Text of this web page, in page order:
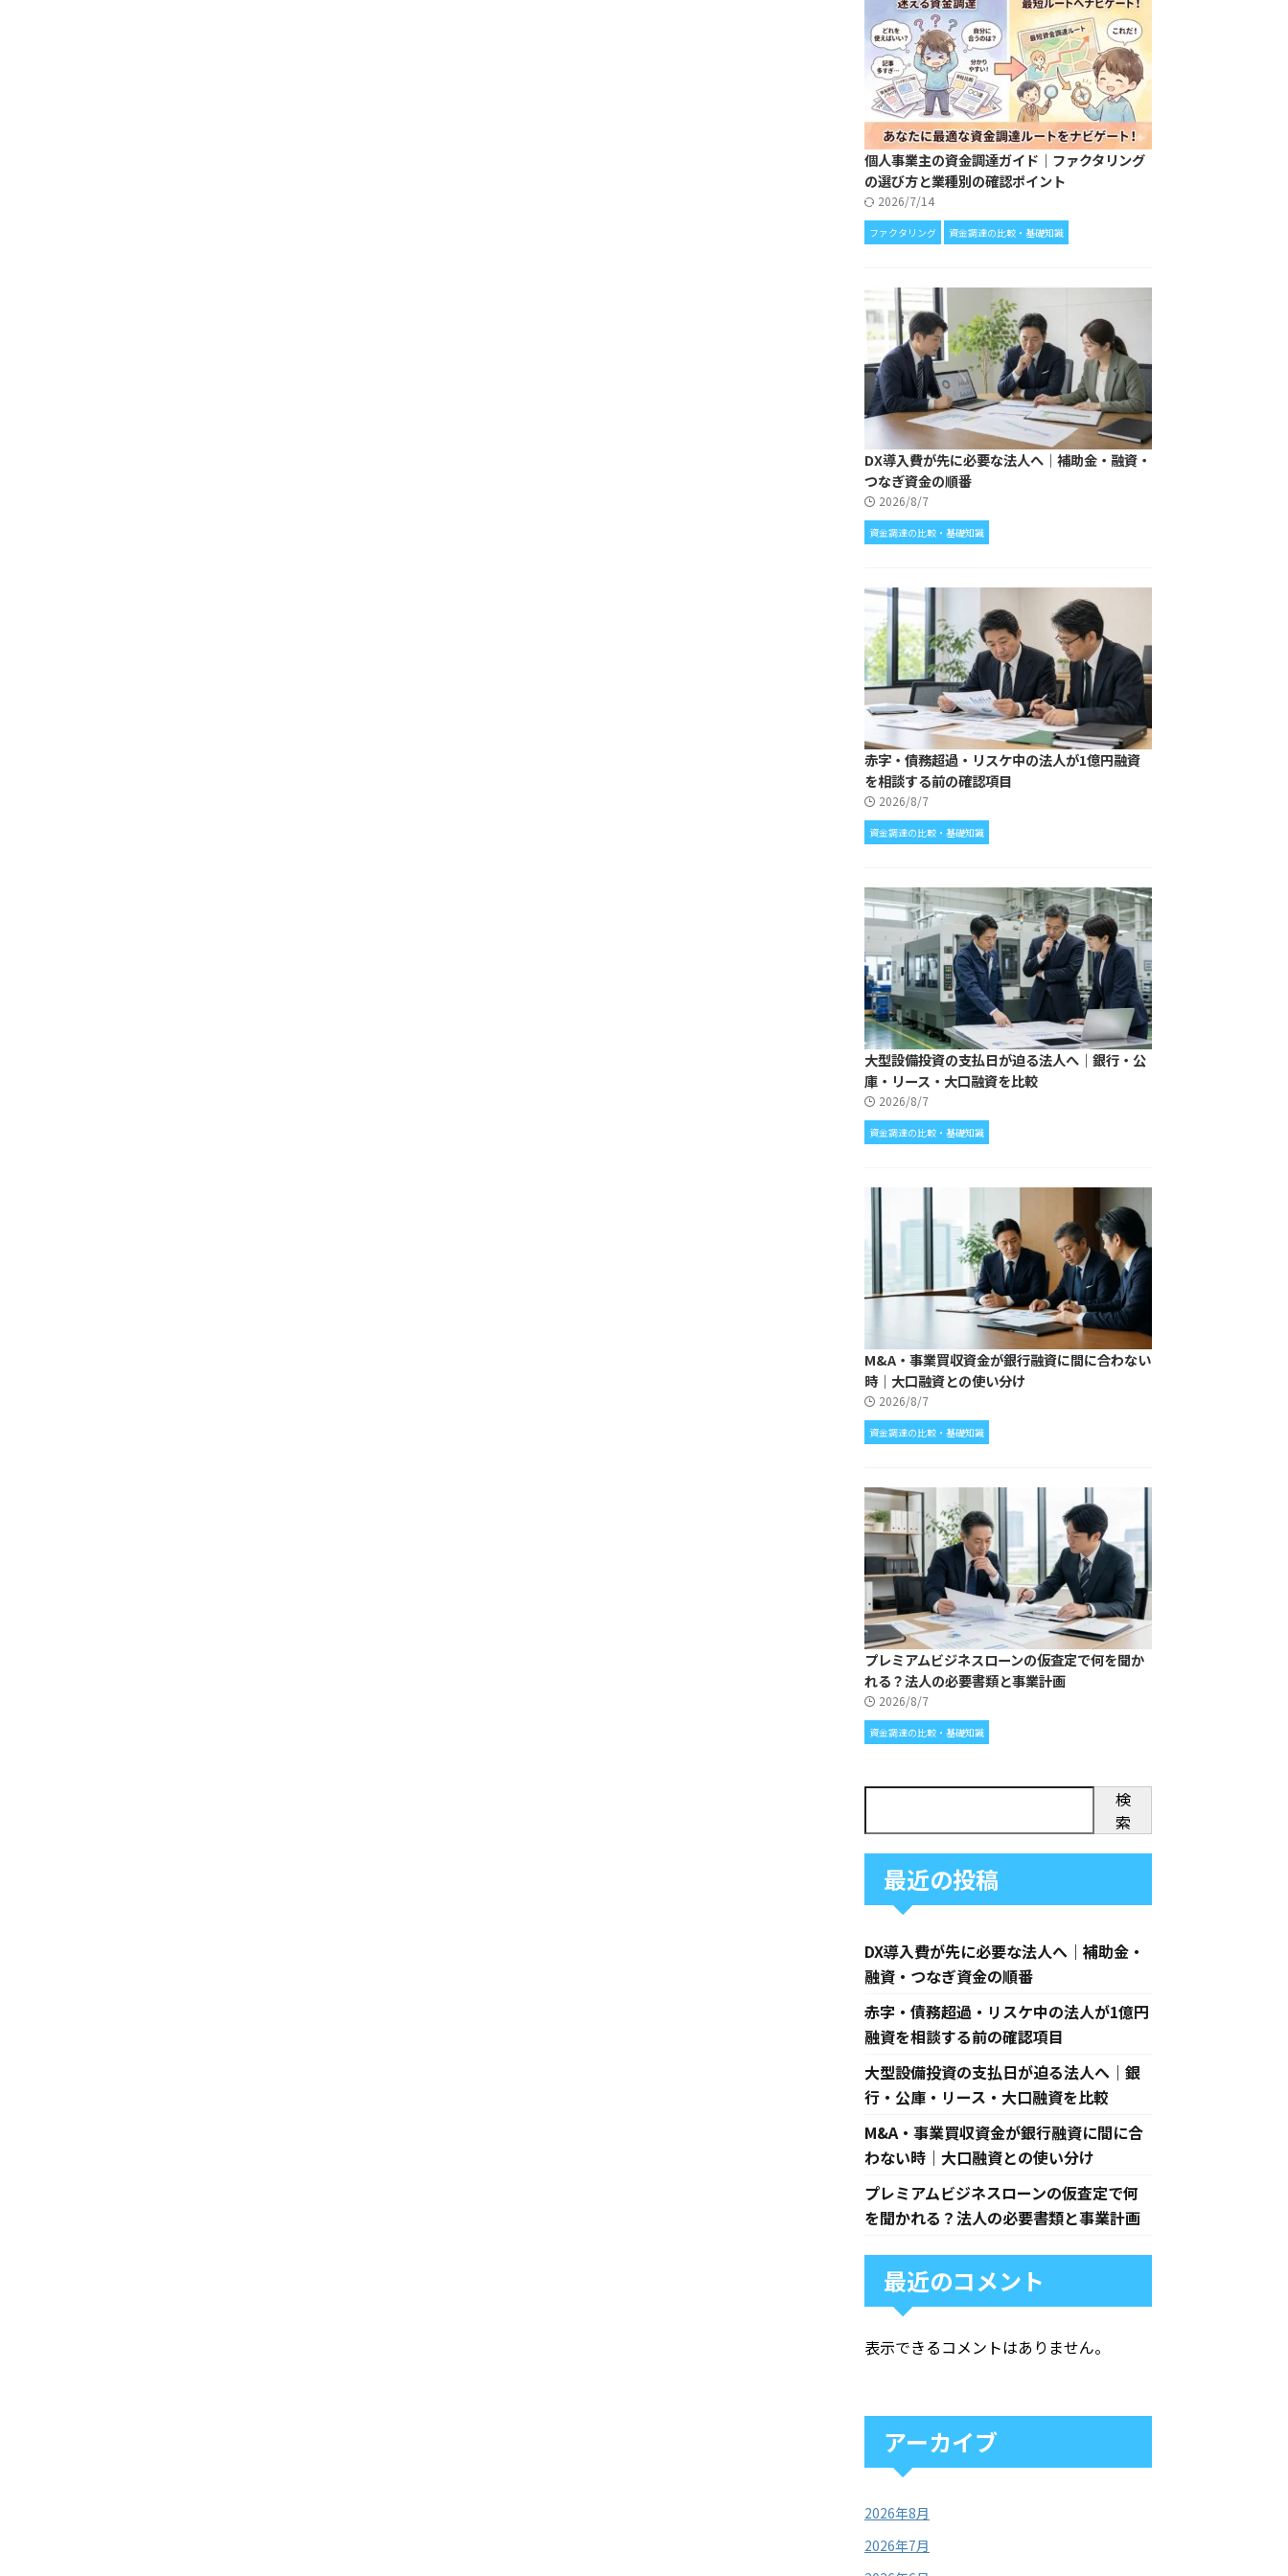
個人事業主の資金調達ガイド｜ファクタリング
の選び方と業種別の確認ポイント
2026/7/14
ファクタリング 資金調達の比較・基礎知識
DX導入費が先に必要な法人へ｜補助金・融資・
つなぎ資金の順番
2026/8/7
資金調達の比較・基礎知識
赤字・債務超過・リスケ中の法人が1億円融資
を相談する前の確認項目
2026/8/7
資金調達の比較・基礎知識
大型設備投資の支払日が迫る法人へ｜銀行・公
庫・リース・大口融資を比較
2026/8/7
資金調達の比較・基礎知識
M&A・事業買収資金が銀行融資に間に合わない
時｜大口融資との使い分け
2026/8/7
資金調達の比較・基礎知識
プレミアムビジネスローンの仮査定で何を聞か
れる？法人の必要書類と事業計画
2026/8/7
資金調達の比較・基礎知識
検
索
最近の投稿
DX導入費が先に必要な法人へ｜補助金・
融資・つなぎ資金の順番
赤字・債務超過・リスケ中の法人が1億円
融資を相談する前の確認項目
大型設備投資の支払日が迫る法人へ｜銀
行・公庫・リース・大口融資を比較
M&A・事業買収資金が銀行融資に間に合
わない時｜大口融資との使い分け
プレミアムビジネスローンの仮査定で何
を聞かれる？法人の必要書類と事業計画
最近のコメント
表示できるコメントはありません。
アーカイブ
2026年8月
2026年7月